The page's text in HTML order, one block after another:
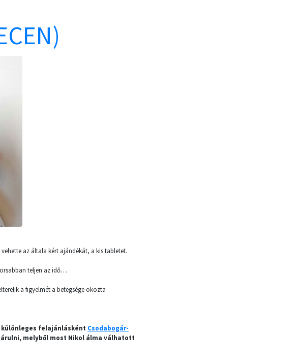
az általa kért ajándékát, a kis tabletet.
teljen az idő…
a figyelmét a betegsége okozta
különleges felajánlásként Csodabogár-
melyből most Nikol álma válhatott